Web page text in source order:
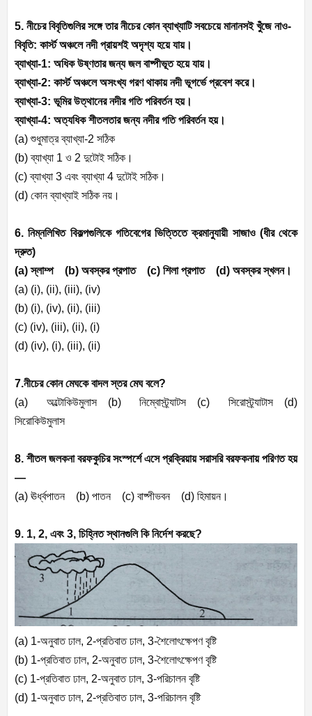
5. নীচের বিবৃতিগুলির সঙ্গে তার নীচের কোন ব্যাখ্যাটি সবচেয়ে মানানসই খুঁজে নাও-
বিবৃতি: কার্স্ট অঞ্চলে নদী প্রায়শই অদৃশ্য হয়ে যায়।
ব্যাখ্যা-1: অধিক উষ্ণতার জন্য জল বাষ্পীভূত হয়ে যায়।
ব্যাখ্যা-2: কার্স্ট অঞ্চলে অসংখ্য গরণ থাকায় নদী ভূগর্ভে প্রবেশ করে।
ব্যাখ্যা-3: ভূমির উত্থানের নদীর গতি পরিবর্তন হয়।
ব্যাখ্যা-4: অত্যধিক শীতলতার জন্য নদীর গতি পরিবর্তন হয়।
(a)শুধুমাত্র ব্যাখ্যা-2 সঠিক
(b)ব্যাখ্যা 1 ও 2 দুটোই সঠিক।
(c)ব্যাখ্যা 3 এবং ব্যাখ্যা 4 দুটোই সঠিক।
(d) কোন ব্যাখ্যাই সঠিক নয়।
6. নিম্নলিখিত বিকল্পগুলিকে গতিবেগের ভিত্তিতে ক্রমানুযায়ী সাজাও (ধীর থেকে
দ্রুত)
(a)স্লাম্প (b) অবস্কর প্রপাত (c) শিলা প্রপাত (d) অবস্কর স্খলন।
(a) (i), (ii), (iii), (iv)
(b) (i), (iv), (ii), (iii)
(c) (iv), (iii), (ii), (i)
(d) (iv), (i), (iii), (ii)
7.নীচের কোন মেঘকে বাদল স্তর মেঘ বলে?
(a) অল্টোকিউমুলাস (b)নিম্বোস্ট্র্যাটস (c)সিরোস্ট্র্যাটাস (d)
সিরোকিউমুলাস
8. শীতল জলকনা বরফকুচির সংস্পর্শে এসে প্রক্রিয়ায় সরাসরি বরফকনায় পরিণত হয়
—
(a) ঊর্ধ্বপাতন (b) পাতন (c) বাষ্পীভবন (d) হিমায়ন।
9. 1, 2, এবং3, চিহ্নিত স্থানগুলি কি নির্দেশ করছে?
(a) 1-অনুবাত ঢাল, 2-প্রতিবাত ঢাল, 3-শৈলোৎক্ষেপণ বৃষ্টি
(b) 1-প্রতিবাত ঢাল, 2-অনুবাত ঢাল, 3-শৈলোৎক্ষেপণ বৃষ্টি
(c) 1-প্রতিবাত ঢাল, 2-অনুবাত ঢাল, 3-পরিচালন বৃষ্টি
(d) 1-অনুবাত ঢাল, 2-প্রতিবাত ঢাল, 3-পরিচালন বৃষ্টি